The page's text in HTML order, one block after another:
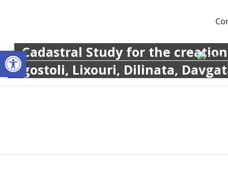
Cadastral Study for the
Argostoli, Lixouri, Dilinata,
Open toolbar